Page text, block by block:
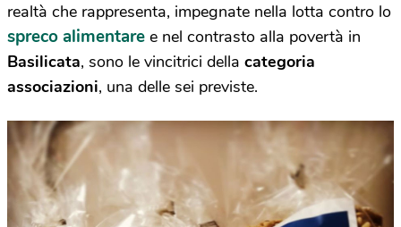
realtà che rappresenta, impegnate nella lotta contro lo
spreco alimentare e nel contrasto alla povertà in
Basilicata, sono le vincitrici della categoria
associazioni, una delle sei previste.